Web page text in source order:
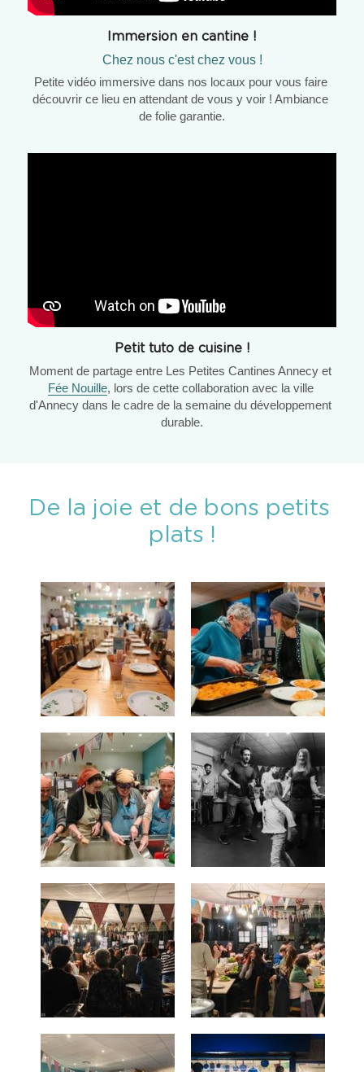
Immersion en cantine !
Chez nous c'est chez vous !
Petite vidéo immersive dans nos locaux pour vous faire
découvrir ce lieu en attendant de vous y voir ! Ambiance
de folie garantie.
Petit tuto de cuisine !
Fée Nouille, lors de cette collaboration avec la ville
d'Annecy dans le cadre de la semaine du développement
durable.
De la joie et de bons petits
plats !